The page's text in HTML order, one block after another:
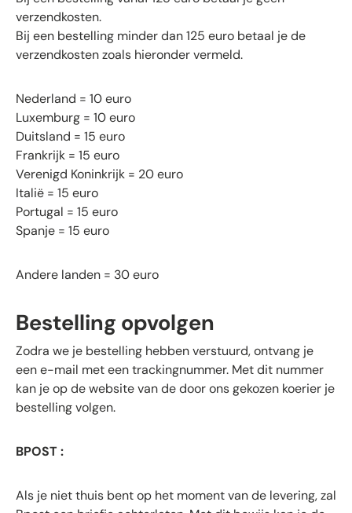
verzendkosten.
Bij een bestelling minder dan 125 euro betaal je de
verzendkosten zoals hieronder vermeld.
Nederland = 10 euro
Luxemburg = 10 euro
Duitsland = 15 euro
Frankrijk = 15 euro
Verenigd Koninkrijk = 20 euro
Italië = 15 euro
Portugal = 15 euro
Spanje = 15 euro
Andere landen = 30 euro
Bestelling opvolgen
Zodra we je bestelling hebben verstuurd, ontvang je
een e-mail met een trackingnummer. Met dit nummer
kan je op de website van de door ons gekozen koerier je
bestelling volgen.
BPOST :
Als je niet thuis bent op het moment van de levering, zal